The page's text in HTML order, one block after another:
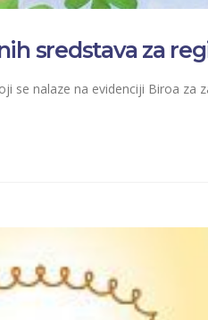
sredstava za
se nalaze na evidenciji Biroa za